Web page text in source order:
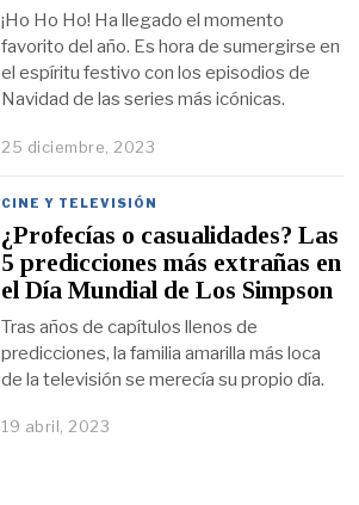
¡Ho Ho Ho! Ha llegado el momento
favorito del año. Es hora de sumergirse en
el espíritu festivo con los episodios de
Navidad de las series más icónicas.
25 diciembre, 2023
CINE Y TELEVISIÓN
¿Profecías o casualidades? Las
5 predicciones más extrañas en
el Día Mundial de Los Simpson
Tras años de capítulos llenos de
predicciones, la familia amarilla más loca
de la televisión se merecía su propio día.
19 abril, 2023